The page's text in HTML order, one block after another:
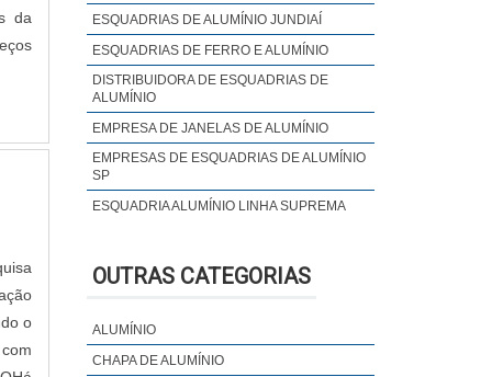
da
o
ESQUADRIAS DE ALUMÍNIO JUNDIAÍ
ESQUADRIAS DE FERRO E ALUMÍNIO
DISTRIBUIDORA DE ESQUADRIAS DE
ALUMÍNIO
EMPRESA DE JANELAS DE ALUMÍNIO
EMPRESAS DE ESQUADRIAS DE ALUMÍNIO
SP
ESQUADRIA ALUMÍNIO LINHA SUPREMA
ESQUADRIAS DE ALUMÍNIO COM
CONTRAMARCO
PADRÃO
ESQUADRIAS DE ALUMÍNIO EM
OUTRAS CATEGORIAS
ALUMÍNIO
CHAPA DE ALUMÍNIO